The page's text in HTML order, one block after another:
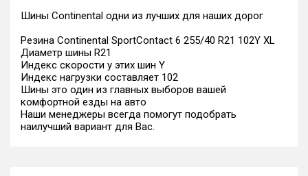
Шины Continental одни из лучших для наших дорог
Резина Continental SportContact 6 255/40 R21 102Y XL
Диаметр шины R21
Индекс скорости у этих шин Y
Индекс нагрузки составляет 102
Шины это один из главных выборов вашей
комфортной езды на авто
Наши менеджеры всегда помогут подобрать
наилучший вариант для Вас.